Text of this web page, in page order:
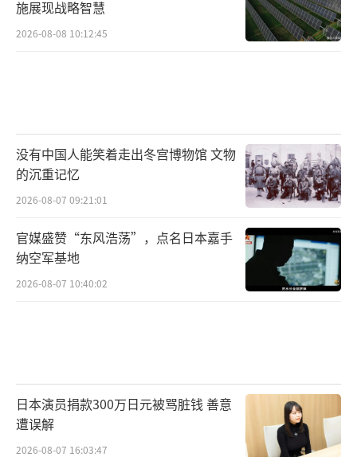
施展现战略智慧
2026-08-08 10:12:45
没有中国人能笑着走出冬宫博物馆 文物
的沉重记忆
2026-08-07 09:21:01
官媒盛赞“东风浩荡”，点名日本嘉手
纳空军基地
2026-08-07 10:40:02
日本演员捐款300万日元被骂脏钱 善意
遭误解
2026-08-07 16:03:47